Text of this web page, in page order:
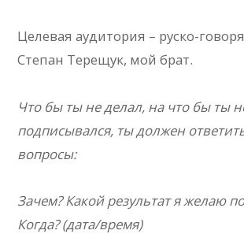
Целевая аудитория – руско-
Степан Терещук, мой брат.
Что бы ты не делал, на что бы ты
подписывался, ты должен
вопросы:
Зачем? Какой результат я желаю
Когда? (дата/время)